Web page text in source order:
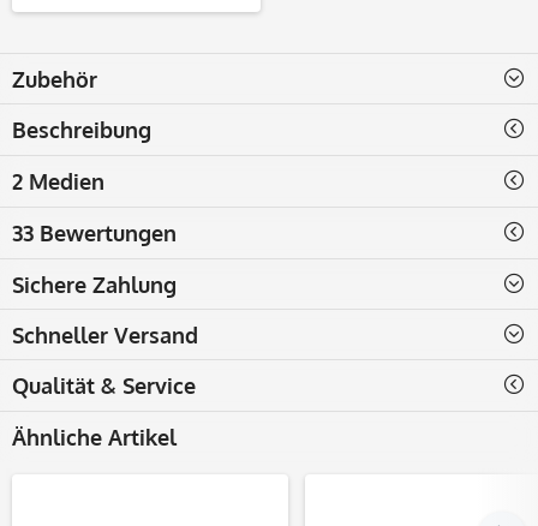
Zubehör
Beschreibung
2 Medien
33 Bewertungen
Sichere Zahlung
Schneller Versand
Qualität & Service
Ähnliche Artikel